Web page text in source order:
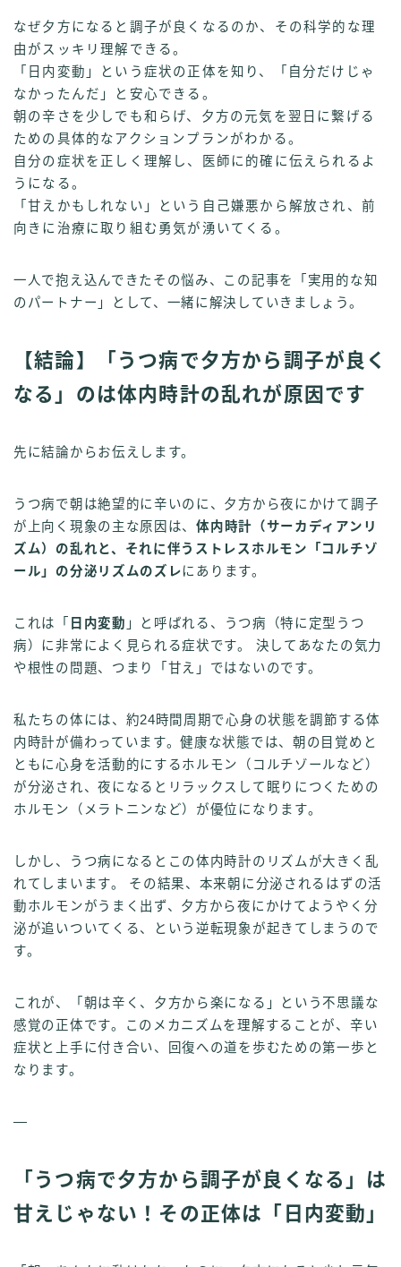
なぜ夕方になると調子が良くなるのか、その科学的な理
由がスッキリ理解できる。
「日内変動」という症状の正体を知り、「自分だけじゃ
なかったんだ」と安心できる。
朝の辛さを少しでも和らげ、夕方の元気を翌日に繋げる
ための具体的なアクションプランがわかる。
自分の症状を正しく理解し、医師に的確に伝えられるよ
うになる。
「甘えかもしれない」という自己嫌悪から解放され、前
向きに治療に取り組む勇気が湧いてくる。
一人で抱え込んできたその悩み、この記事を「実用的な知
のパートナー」として、一緒に解決していきましょう。
【結論】「うつ病で夕方から調子が良く
なる」のは体内時計の乱れが原因です
先に結論からお伝えします。
うつ病で朝は絶望的に辛いのに、夕方から夜にかけて調子
が上向く現象の主な原因は、体内時計（サーカディアンリ
ズム）の乱れと、それに伴うストレスホルモン「コルチゾ
ール」の分泌リズムのズレにあります。
これは「 日内変動 」と呼ばれる、うつ病（特に定型うつ
病）に非常によく見られる症状です。 決してあなたの気力
や根性の問題、つまり「甘え」ではないのです。
私たちの体には、約24時間周期で心身の状態を調節する体
内時計が備わっています。健康な状態では、朝の目覚めと
ともに心身を活動的にするホルモン（コルチゾールなど）
が分泌され、夜になるとリラックスして眠りにつくための
ホルモン（メラトニンなど）が優位になります。
しかし、うつ病になるとこの体内時計のリズムが大きく乱
れてしまいます。 その結果、本来朝に分泌されるはずの活
動ホルモンがうまく出ず、夕方から夜にかけてようやく分
泌が追いついてくる、という逆転現象が起きてしまうので
す。
これが、「朝は辛く、夕方から楽になる」という不思議な
感覚の正体です。このメカニズムを理解することが、辛い
症状と上手に付き合い、回復への道を歩むための第一歩と
なります。
—
「うつ病で夕方から調子が良くなる」は
甘えじゃない！その正体は「日内変動」